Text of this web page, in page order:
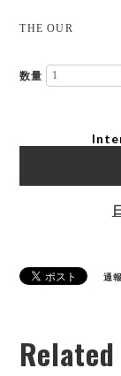
THE OUR
数量
通